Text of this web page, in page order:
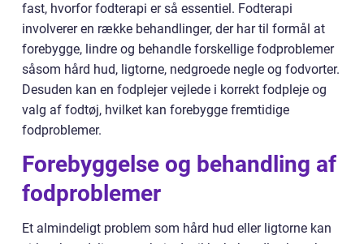
fast, hvorfor fodterapi er så essentiel. Fodterapi
involverer en række behandlinger, der har til formål at
forebygge, lindre og behandle forskellige fodproblemer
såsom hård hud, ligtorne, nedgroede negle og fodvorter.
Desuden kan en fodplejer vejlede i korrekt fodpleje og
valg af fodtøj, hvilket kan forebygge fremtidige
fodproblemer.
Forebyggelse og behandling af
fodproblemer
Et almindeligt problem som hård hud eller ligtorne kan